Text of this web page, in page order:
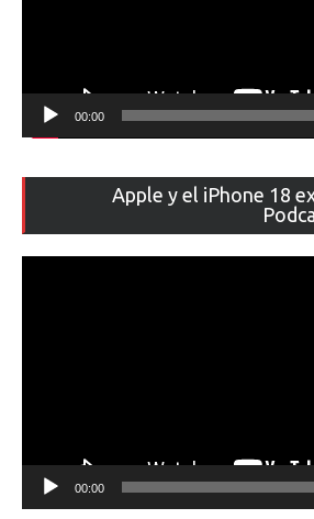
00:00
Apple y el iPhone 18
00:00